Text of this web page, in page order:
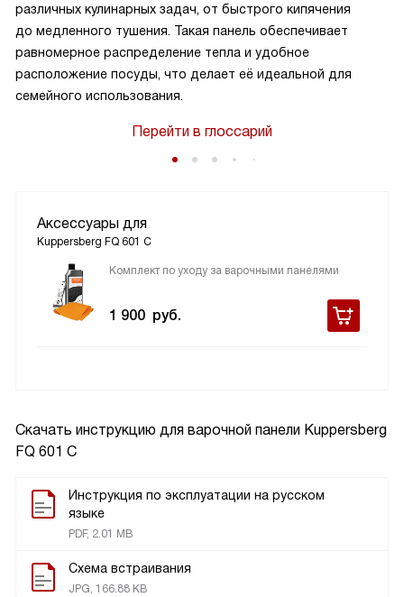
Скачать инструкцию для варочной панели Kuppersberg
FQ 601 C
Инструкция по эксплуатации на русском
языке
PDF, 2.01 MB
Схема встраивания
JPG, 166.88 KB
различных кулинарных задач, от быстрого кипячения
до медленного тушения. Такая панель обеспечивает
равномерное распределение тепла и удобное
расположение посуды, что делает её идеальной для
семейного использования.
Перейти в глоссарий
Аксессуары для
Kuppersberg FQ 601 C
Комплект по уходу за варочными панелями
1 900 руб.